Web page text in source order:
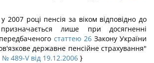
2007 році пенсія за віком відповідно до
лише при досягненні
статтею 26Закону України
державне пенсійне страхування"
№ 489-V від 19.12.2006 }